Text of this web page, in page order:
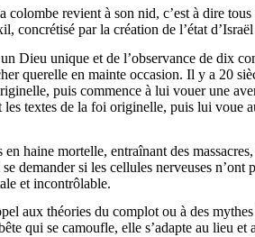
revient à son nid, c’est à dire
concrétisé par la création de l’état
Dieu unique et de l’observance de dix
querelle en mainte occasion. Il y a 20
puis commence à lui vouer une
textes de la foi originelle, puis lui voue
haine mortelle, entraînant des
demander si les cellules nerveuses
et incontrôlable.
aux théories du complot ou à des
qui se camoufle, elle s’adapte au lieu et